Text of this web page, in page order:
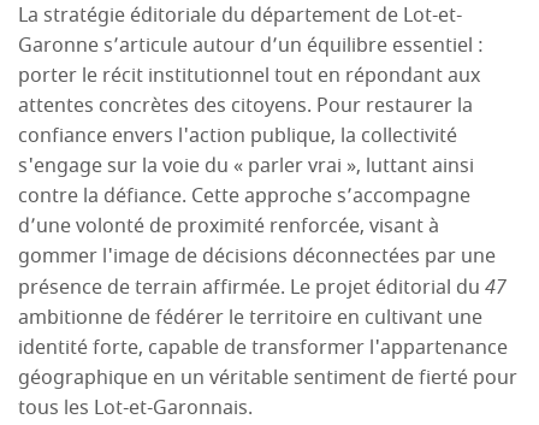
La stratégie éditoriale du département de Lot-et-
Garonne s’articule autour d’un équilibre essentiel :
porter le récit institutionnel tout en répondant aux
attentes concrètes des citoyens. Pour restaurer la
confiance envers l'action publique, la collectivité
s'engage sur la voie du « parler vrai », luttant ainsi
contre la défiance. Cette approche s’accompagne
d’une volonté de proximité renforcée, visant à
gommer l'image de décisions déconnectées par une
présence de terrain affirmée. Le projet éditorial du 47
ambitionne de fédérer le territoire en cultivant une
identité forte, capable de transformer l'appartenance
géographique en un véritable sentiment de fierté pour
tous les Lot-et-Garonnais.